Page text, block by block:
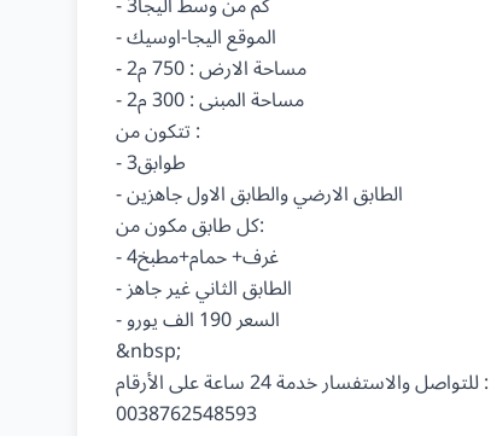
- الموقع اليجا-اوسيك
- مساحة الارض : 750 م2
- مساحة المبنى : 300 م2
تتكون من :
- 3طوابق
- الطابق الارضي والطابق الاول جاهزين
كل طابق مكون من:
- 4غرف+ حمام+مطبخ
- الطابق الثاني غير جاهز
- السعر 190 الف يورو
&nbsp;
للتواصل والاستفسار خدمة 24 ساعة على الأرقام :
0038762548593